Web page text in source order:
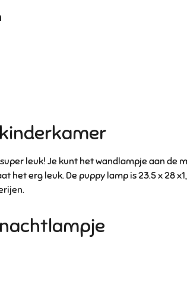
leuk! Je kunt het wandlampje aan de
het erg leuk. De puppy lamp is 23.5 x 28